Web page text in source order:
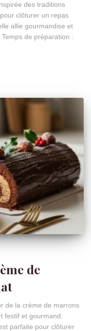
des traditions
clôturer un repas
allie gourmandise et
de préparation :
de
de la crème de marrons
festif et gourmand.
parfaite pour clôturer